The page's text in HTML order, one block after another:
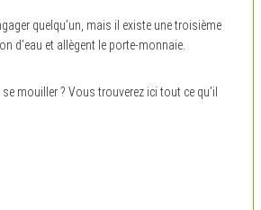
quelqu’un, mais il existe une troisième
d’eau et allègent le porte-monnaie.
mouiller ? Vous trouverez ici tout ce qu’il